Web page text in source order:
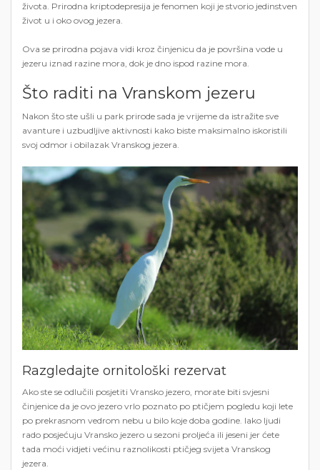
života. Prirodna kriptodepresija je fenomen koji je stvorio jedinstven
život u i oko ovog jezera.
Ova se prirodna pojava vidi kroz činjenicu da je površina vode u
jezeru iznad razine mora, dok je dno ispod razine mora.
Što raditi na Vranskom jezeru
Nakon što ste ušli u park prirode sada je vrijeme da istražite sve
avanture i uzbudljive aktivnosti kako biste maksimalno iskoristili
svoj odmor i obilazak Vranskog jezera.
Razgledajte ornitološki rezervat
Ako ste se odlučili posjetiti Vransko jezero, morate biti svjesni
činjenice da je ovo jezero vrlo poznato po ptičjem pogledu koji lete
po prekrasnom vedrom nebu u bilo koje doba godine. Iako ljudi
rado posjećuju Vransko jezero u sezoni proljeća ili jeseni jer ćete
tada moći vidjeti većinu raznolikosti ptičjeg svijeta Vranskog
jezera.